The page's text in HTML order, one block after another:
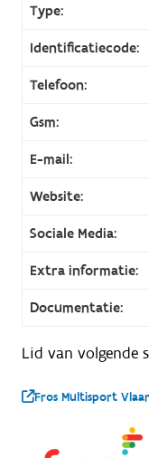
Type:
Identificatiecode:
Telefoon:
Gsm:
E-mail:
Website:
Sociale Media:
Extra informatie:
Documentatie:
Lid van volgende
Fros Multisport